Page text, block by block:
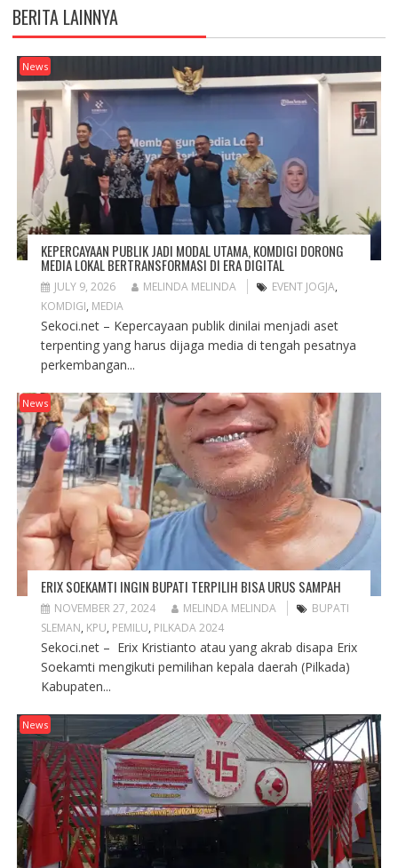
p
n
s
n
e
w
w
n
d
o
w
n
i
n
e
w
i
n
d
o
w
)
s
n
e
w
w
d
o
w
)
BERITA LAINNYA
News
KEPERCAYAAN PUBLIK JADI MODAL UTAMA, KOMDIGI DORONG
MEDIA LOKAL BERTRANSFORMASI DI ERA DIGITAL
JULY 9, 2026 MELINDA MELINDA EVENT JOGJA,
KOMDIGI, MEDIA
Sekoci.net – Kepercayaan publik dinilai menjadi aset
terpenting yang harus dijaga media di tengah pesatnya
perkembangan...
News
ERIX SOEKAMTI INGIN BUPATI TERPILIH BISA URUS SAMPAH
NOVEMBER 27, 2024 MELINDA MELINDA
BUPATI
SLEMAN, KPU, PEMILU, PILKADA 2024
Sekoci.net – Erix Kristianto atau yang akrab disapa Erix
Soekamti mengikuti pemilihan kepala daerah (Pilkada)
Kabupaten...
News